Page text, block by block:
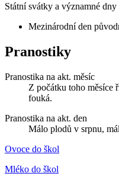
Státní svátky a významné dny
Mezinárodní den
Pranostiky
Pranostika na akt. měsíc
Z počátku toho měsíce
fouká.
Pranostika na akt. den
Málo plodů v srpnu,
Ovoce do škol
Mléko do škol